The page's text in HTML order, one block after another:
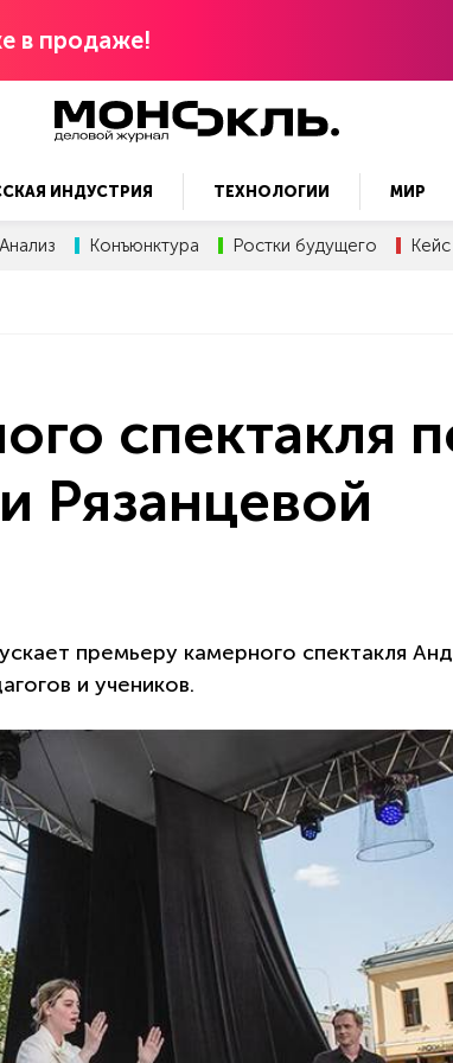
в продаже!
ИНДУСТРИЯ ТЕХНОЛОГИИ МИР
Анализ Конъюнктура Ростки будущего Кейс
спектакля
Рязанцевой
премьеру камерного спектакля
и учеников.